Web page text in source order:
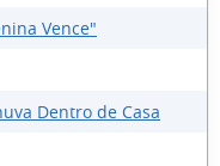
Vence"
Dentro de Casa